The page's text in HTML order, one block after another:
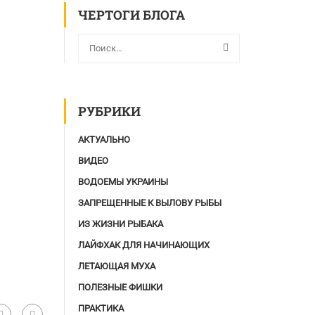
ЧЕРТОГИ БЛОГА
РУБРИКИ
АКТУАЛЬНО
ВИДЕО
ВОДОЕМЫ УКРАИНЫ
ЗАПРЕЩЕННЫЕ К ВЫЛОВУ РЫБЫ
ИЗ ЖИЗНИ РЫБАКА
ЛАЙФХАК ДЛЯ НАЧИНАЮЩИХ
ЛЕТАЮЩАЯ МУХА
ПОЛЕЗНЫЕ ФИШКИ
ПРАКТИКА